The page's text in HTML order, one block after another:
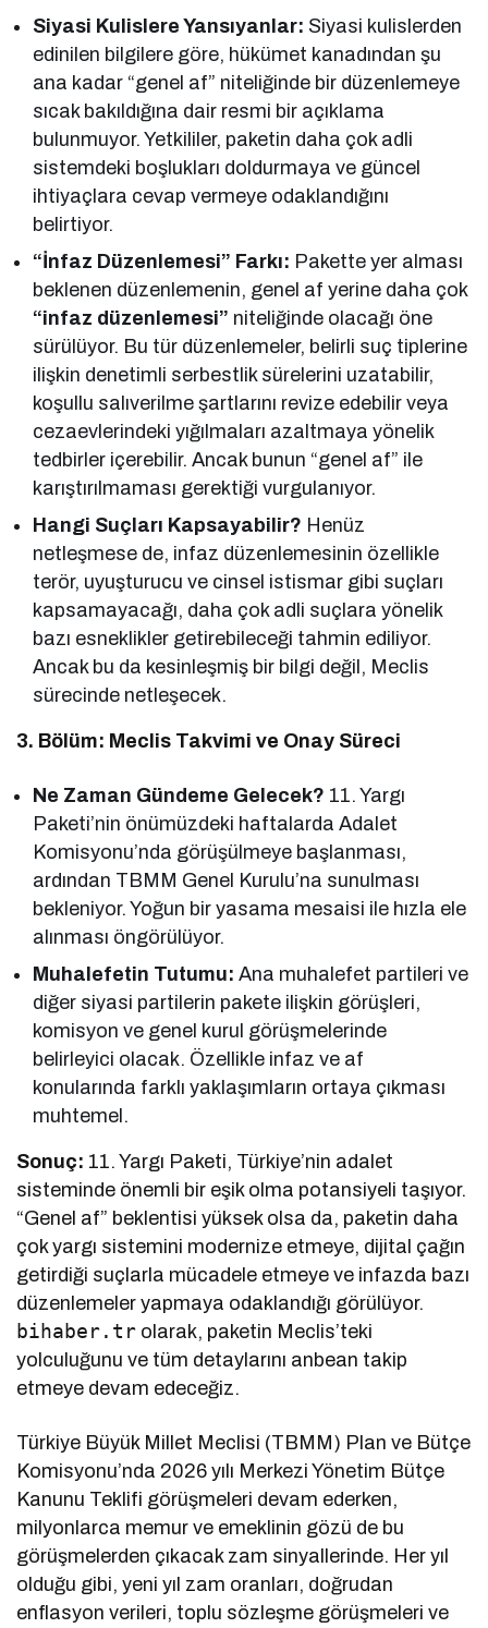
Siyasi Kulislere Yansıyanlar: Siyasi kulislerden
edinilen bilgilere göre, hükümet kanadından şu
ana kadar “genel af” niteliğinde bir düzenlemeye
sıcak bakıldığına dair resmi bir açıklama
bulunmuyor. Yetkililer, paketin daha çok adli
sistemdeki boşlukları doldurmaya ve güncel
ihtiyaçlara cevap vermeye odaklandığını
belirtiyor.
“İnfaz Düzenlemesi” Farkı: Pakette yer alması
beklenen düzenlemenin, genel af yerine daha çok
“infaz düzenlemesi” niteliğinde olacağı öne
sürülüyor. Bu tür düzenlemeler, belirli suç tiplerine
ilişkin denetimli serbestlik sürelerini uzatabilir,
koşullu salıverilme şartlarını revize edebilir veya
cezaevlerindeki yığılmaları azaltmaya yönelik
tedbirler içerebilir. Ancak bunun “genel af” ile
karıştırılmaması gerektiği vurgulanıyor.
Hangi Suçları Kapsayabilir? Henüz
netleşmese de, infaz düzenlemesinin özellikle
terör, uyuşturucu ve cinsel istismar gibi suçları
kapsamayacağı, daha çok adli suçlara yönelik
bazı esneklikler getirebileceği tahmin ediliyor.
Ancak bu da kesinleşmiş bir bilgi değil, Meclis
sürecinde netleşecek.
3. Bölüm: Meclis Takvimi ve Onay Süreci
Ne Zaman Gündeme Gelecek? 11. Yargı
Paketi’nin önümüzdeki haftalarda Adalet
Komisyonu’nda görüşülmeye başlanması,
ardından TBMM Genel Kurulu’na sunulması
bekleniyor. Yoğun bir yasama mesaisi ile hızla ele
alınması öngörülüyor.
Muhalefetin Tutumu: Ana muhalefet partileri ve
diğer siyasi partilerin pakete ilişkin görüşleri,
komisyon ve genel kurul görüşmelerinde
belirleyici olacak. Özellikle infaz ve af
konularında farklı yaklaşımların ortaya çıkması
muhtemel.
Sonuç: 11. Yargı Paketi, Türkiye’nin adalet
sisteminde önemli bir eşik olma potansiyeli taşıyor.
“Genel af” beklentisi yüksek olsa da, paketin daha
çok yargı sistemini modernize etmeye, dijital çağın
getirdiği suçlarla mücadele etmeye ve infazda bazı
düzenlemeler yapmaya odaklandığı görülüyor.
bihaber.tr olarak, paketin Meclis’teki
yolculuğunu ve tüm detaylarını anbean takip
etmeye devam edeceğiz.
Türkiye Büyük Millet Meclisi (TBMM) Plan ve Bütçe
Komisyonu’nda 2026 yılı Merkezi Yönetim Bütçe
Kanunu Teklifi görüşmeleri devam ederken,
milyonlarca memur ve emeklinin gözü de bu
görüşmelerden çıkacak zam sinyallerinde. Her yıl
olduğu gibi, yeni yıl zam oranları, doğrudan
enflasyon verileri, toplu sözleşme görüşmeleri ve